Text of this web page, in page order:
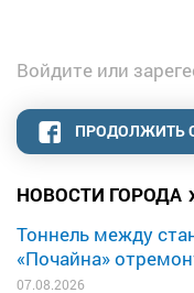
НОВОСТИ ГОРОДА
Тоннель между
«Почайна»
07.08.2026
Войдите или
ПРОДОЛЖИТЬ С